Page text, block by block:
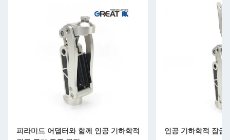
피라미드 어댑터와 함께 인공 기하학적
인공 기하학적 잠금